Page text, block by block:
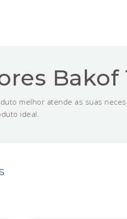
Bakof
melhor atende as suas
ideal.